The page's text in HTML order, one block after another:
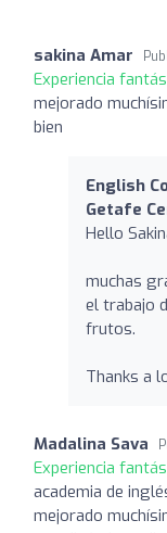
sakina Amar
Experiencia
mejorado
bien
English
Getafe
Hello
muchas
el trabajo
frutos.
Thanks a
Madalina Sava
Experiencia
academia de
mejorado